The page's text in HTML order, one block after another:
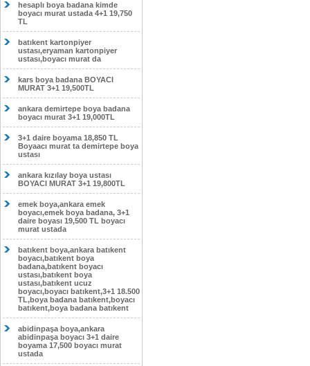
hesaplı boya badana kimde
boyacı murat ustada 4+1 19,750
TL
batıkent kartonpiyer
ustası,eryaman kartonpiyer
ustası,boyacı murat da
kars boya badana BOYACI
MURAT 3+1 19,500TL
ankara demirtepe boya badana
boyacı murat 3+1 19,000TL
3+1 daire boyama 18,850 TL
Boyaacı murat ta demirtepe boya
ustası
ankara kızılay boya ustası
BOYACI MURAT 3+1 19,800TL
emek boya,ankara emek
boyacı,emek boya badana, 3+1
daire boyası 19,500 TL boyacı
murat ustada
batıkent boya,ankara batıkent
boyacı,batıkent boya
badana,batıkent boyacı
ustası,batıkent boya
ustası,batıkent ucuz
boyacı,boyacı batıkent,3+1 18.500
TL,boya badana batıkent,boyacı
batıkent,boya badana batıkent
abidinpaşa boya,ankara
abidinpaşa boyacı 3+1 daire
boyama 17,500 boyacı murat
ustada